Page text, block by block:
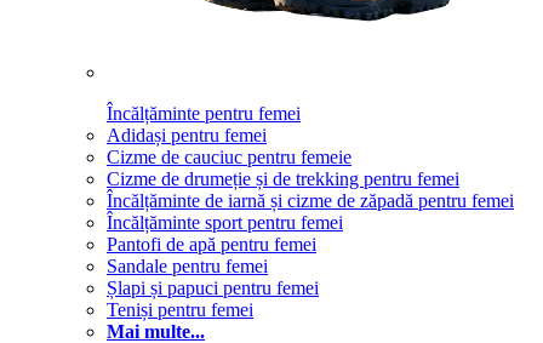
Încălțăminte pentru femei
Adidași pentru femei
Cizme de cauciuc pentru femeie
Cizme de drumeție și de trekking pentru femei
Încălțăminte de iarnă și cizme de zăpadă pentru femei
Încălțăminte sport pentru femei
Pantofi de apă pentru femei
Sandale pentru femei
Șlapi și papuci pentru femei
Teniși pentru femei
Mai multe...